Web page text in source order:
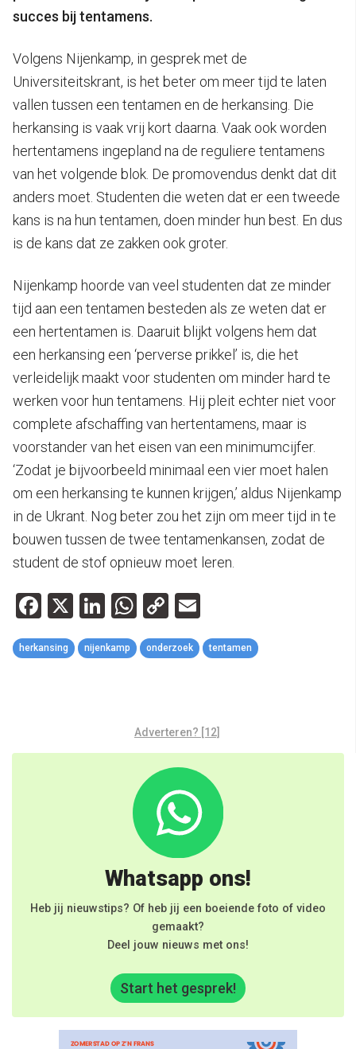
succes bij tentamens.
Volgens Nijenkamp, in gesprek met de
Universiteitskrant, is het beter om meer tijd te laten
vallen tussen een tentamen en de herkansing. Die
herkansing is vaak vrij kort daarna. Vaak ook worden
hertentamens ingepland na de reguliere tentamens
van het volgende blok. De promovendus denkt dat dit
anders moet. Studenten die weten dat er een tweede
kans is na hun tentamen, doen minder hun best. En dus
is de kans dat ze zakken ook groter.
Nijenkamp hoorde van veel studenten dat ze minder
tijd aan een tentamen besteden als ze weten dat er
een hertentamen is. Daaruit blijkt volgens hem dat
een herkansing een ‘perverse prikkel’ is, die het
verleidelijk maakt voor studenten om minder hard te
werken voor hun tentamens. Hij pleit echter niet voor
complete afschaffing van hertentamens, maar is
voorstander van het eisen van een minimumcijfer.
‘Zodat je bijvoorbeeld minimaal een vier moet halen
om een herkansing te kunnen krijgen,’ aldus Nijenkamp
in de Ukrant. Nog beter zou het zijn om meer tijd in te
bouwen tussen de twee tentamenkansen, zodat de
student de stof opnieuw moet leren.
Facebook
X LinkedIn
WhatsApp
Copy
Link
herkansing nijenkamp onderzoek tentamen
Adverteren? [12]
Whatsapp ons!
Heb jij nieuwstips? Of heb jij een boeiende foto of video
gemaakt?
Deel jouw nieuws met ons!
Start het gesprek!